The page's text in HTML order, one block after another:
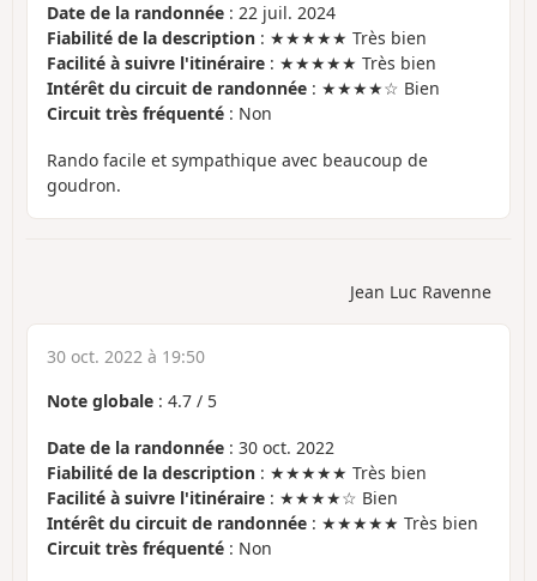
Date de la randonnée : 22 juil. 2024
Fiabilité de la description : ★★★★★ Très bien
Facilité à suivre l'itinéraire : ★★★★★ Très bien
Intérêt du circuit de randonnée : ★★★★☆ Bien
Circuit très fréquenté : Non
Rando facile et sympathique avec beaucoup de
goudron.
Jean Luc Ravenne
30 oct. 2022 à 19:50
Note globale : 4.7 / 5
Date de la randonnée : 30 oct. 2022
Fiabilité de la description : ★★★★★ Très bien
Facilité à suivre l'itinéraire : ★★★★☆ Bien
Intérêt du circuit de randonnée : ★★★★★ Très bien
Circuit très fréquenté : Non